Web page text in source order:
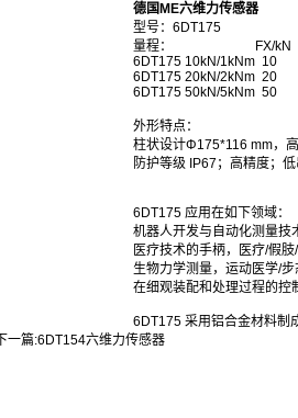
德国ME六维力传感器
型号：6DT175
量程： FX/kN FY/kN
6DT175 10kN/1kNm
6DT175 20kN/2kNm
6DT175 50kN/5kNm
外形特点：
柱状设计Φ175*116 mm，高
防护等级 IP67；高精度；
6DT175 应用在如下领域：
机器人开发与自动化测量技
医疗技术的手柄，医疗/假肢
生物力学测量，运动医学/步
在细观装配和处理过程的控
6DT175 采用铝合金材料制
下一篇:6DT154六维力传感器